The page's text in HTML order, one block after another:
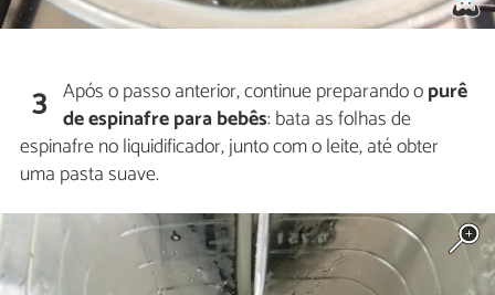
3 Após o passo anterior, continue preparando opurê
de espinafre para bebês: bata as folhas de
espinafre no liquidificador, junto com o leite, até obter
uma pasta suave.